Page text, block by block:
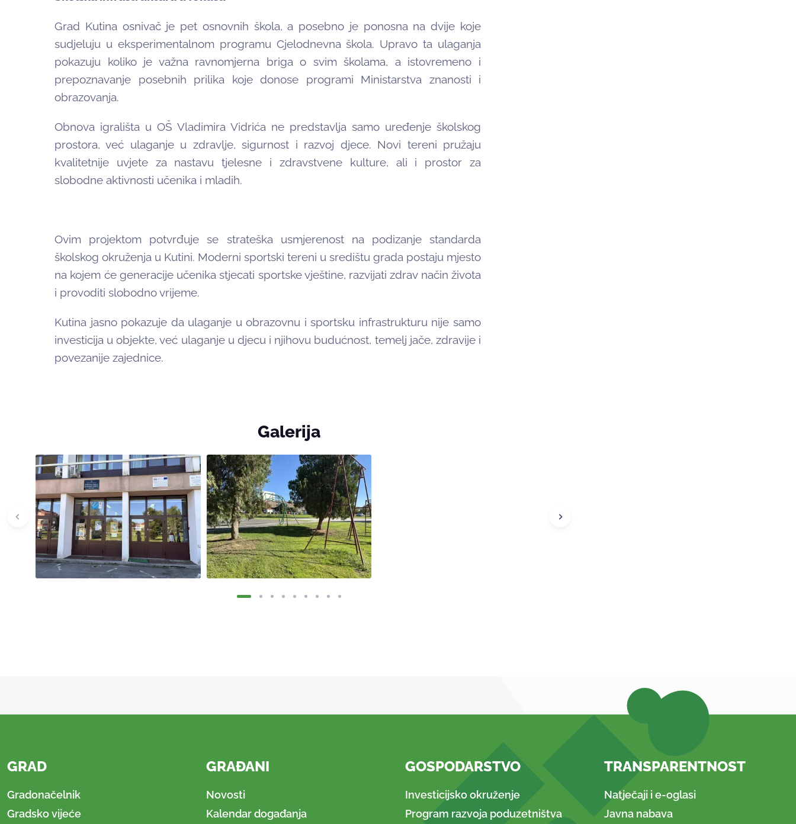
Grad Kutina osnivač je pet osnovnih škola, a posebno je ponosna na dvije koje
sudjeluju u eksperimentalnom programu Cjelodnevna škola. Upravo ta ulaganja
pokazuju koliko je važna ravnomjerna briga o svim školama, a istovremeno i
prepoznavanje posebnih prilika koje donose programi Ministarstva znanosti i
obrazovanja.
Obnova igrališta u OŠ Vladimira Vidrića ne predstavlja samo uređenje školskog
prostora, već ulaganje u zdravlje, sigurnost i razvoj djece. Novi tereni pružaju
kvalitetnije uvjete za nastavu tjelesne i zdravstvene kulture, ali i prostor za
slobodne aktivnosti učenika i mladih.
Ovim projektom potvrđuje se strateška usmjerenost na podizanje standarda
školskog okruženja u Kutini. Moderni sportski tereni u središtu grada postaju mjesto
na kojem će generacije učenika stjecati sportske vještine, razvijati zdrav način života
i provoditi slobodno vrijeme.
Kutina jasno pokazuje da ulaganje u obrazovnu i sportsku infrastrukturu nije samo
investicija u objekte, već ulaganje u djecu i njihovu budućnost, temelj jače, zdravije i
povezanije zajednice.
Galerija
GRAD
Gradonačelnik
Gradsko vijeće
GRAĐANI
Novosti
Kalendar događanja
GOSPODARSTVO
Investicijsko okruženje
Program razvoja poduzetništva
TRANSPARENTNOST
Natječaji i e-oglasi
Javna nabava